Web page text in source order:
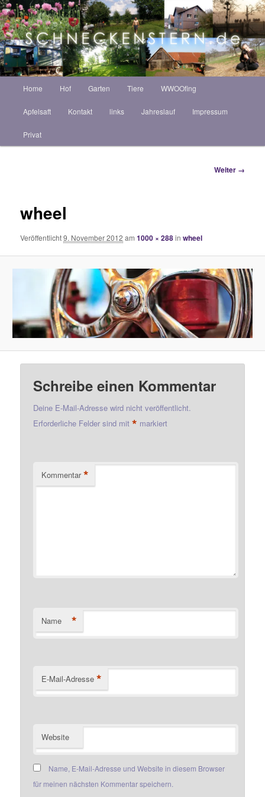
Zum
Inhalt
wechseln
Schneckenstern HOF
ZINT ANNEKATRIN
Home Hof Garten Tiere WWOOfing
Apfelsaft Kontakt links Jahreslauf Impressum
Privat
Bilder-
Weiter →
wheel
Veröffentlicht9. November 2012 am1000 × 288inwheel
Schreibe einen Kommentar
Deine E-Mail-Adresse wird nicht veröffentlicht.
Erforderliche Felder sind mit* markiert
Kommentar *
Name *
E-Mail-Adresse *
Website
Name, E-Mail-Adresse und Website in diesem Browser
für meinen nächsten Kommentar speichern.